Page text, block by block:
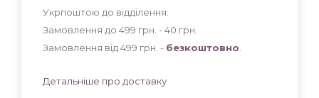
Укрпоштою до відділення:
Замовлення до 499 грн. - 40 грн
Замовлення від 499 грн. - безкоштовно
Детальніше про доставку